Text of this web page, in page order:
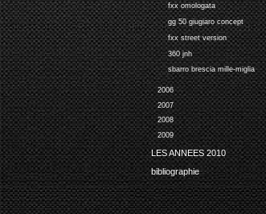
fxx omologata
gg 50 giugiaro concept
fxx street version
360 jnh
sbarro brescia mille-miglia
2006
2007
2008
2009
LES ANNEES 2010
bibliographie